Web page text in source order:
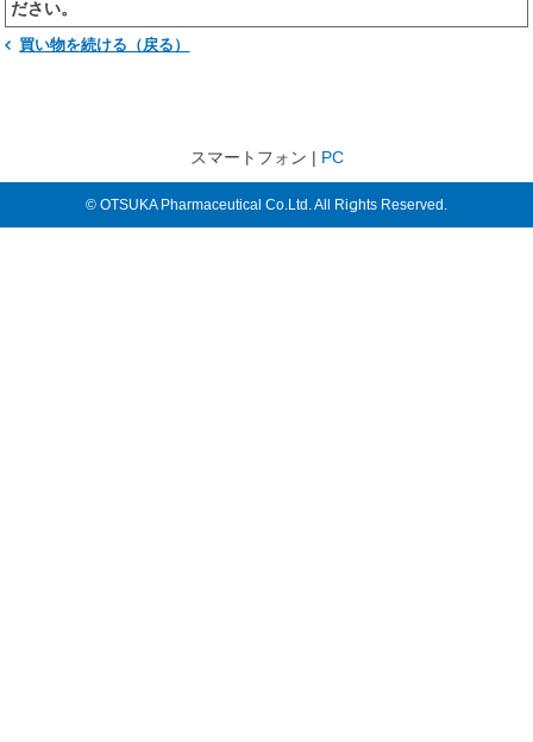
ださい。
買い物を続ける（戻る）
スマートフォン | PC
© OTSUKA Pharmaceutical Co.Ltd. All Rights Reserved.